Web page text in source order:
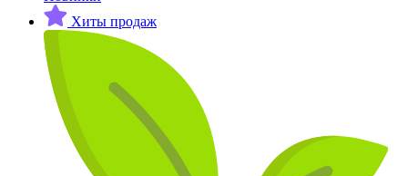
Хиты продаж